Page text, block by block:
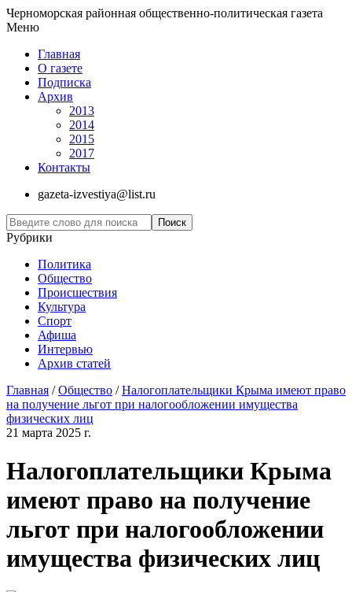
Черноморская районная общественно-политическая газета
Меню
Главная
О газете
Подписка
Архив
2013
2014
2015
2017
Контакты
gazeta-izvestiya@list.ru
Рубрики
Политика
Общество
Проиcшествия
Культура
Спорт
Афиша
Интервью
Архив статей
Главная /Общество /Налогоплательщики Крыма имеют право
на получение льгот при налогообложении имущества
физических лиц
21 марта 2025 г.
Налогоплательщики Крыма
имеют право на получение
льгот при налогообложении
имущества физических лиц